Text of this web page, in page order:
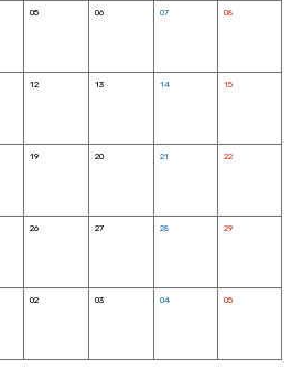
05 06 07 08
12 13 14 15
19 20 21 22
26 27 28 29
02 03 04 05